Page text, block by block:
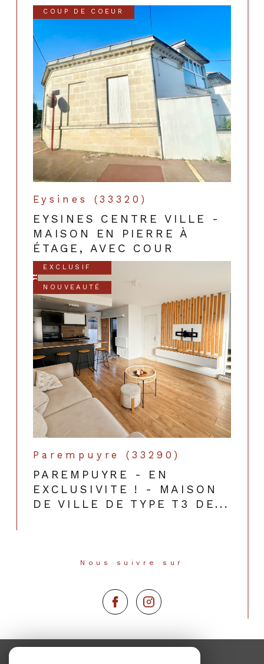
COUP DE COEUR
Eysines (33320)
EYSINES CENTRE VILLE -
MAISON EN PIERRE À
ÉTAGE, AVEC COUR
EXCLUSIF
NOUVEAUTÉ
Parempuyre (33290)
PAREMPUYRE - EN
EXCLUSIVITE ! - MAISON
DE VILLE DE TYPE T3 DE...
Nous suivre sur